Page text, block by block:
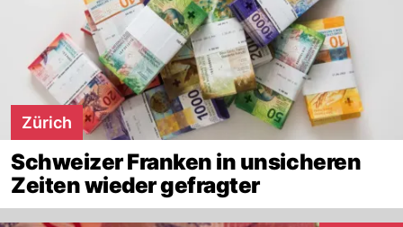
Zürich
Schweizer Franken in unsicheren
Zeiten wieder gefragter